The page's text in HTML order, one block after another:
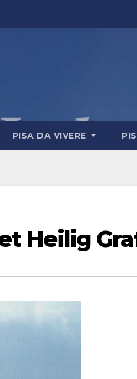
PISA DA VIVERE
Heilig